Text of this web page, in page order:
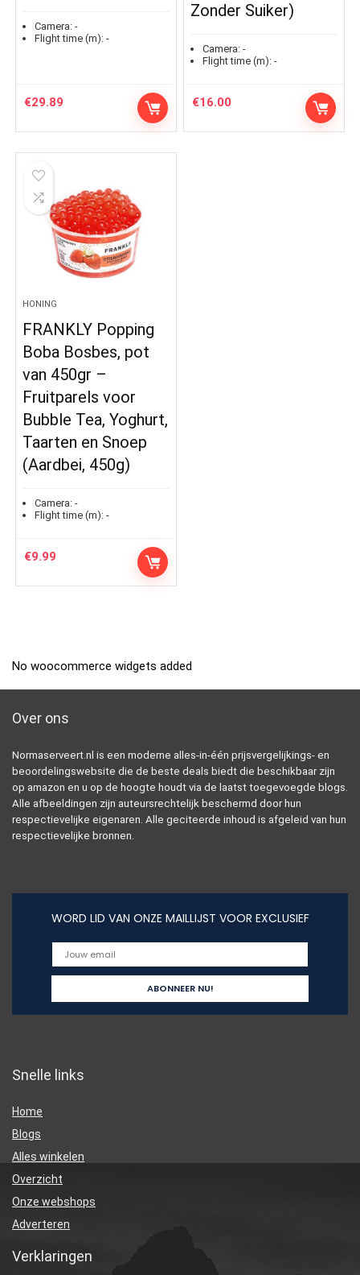
Camera: -
Flight time (m): -
€29.89
Zonder Suiker)
Camera: -
Flight time (m): -
€16.00
HONING
FRANKLY Popping
Boba Bosbes, pot
van 450gr –
Fruitparels voor
Bubble Tea, Yoghurt,
Taarten en Snoep
(Aardbei, 450g)
Camera: -
Flight time (m): -
€9.99
No woocommerce widgets added
Over ons
Normaserveert.nl is een moderne alles-in-één prijsvergelijkings- en
beoordelingswebsite die de beste deals biedt die beschikbaar zijn
op amazon en u op de hoogte houdt via de laatst toegevoegde blogs.
Alle afbeeldingen zijn auteursrechtelijk beschermd door hun
respectievelijke eigenaren. Alle geciteerde inhoud is afgeleid van hun
respectievelijke bronnen.
WORD LID VAN ONZE MAILLIJST VOOR EXCLUSIEF
Snelle links
Home
Blogs
Alles winkelen
Overzicht
Onze webshops
Adverteren
Verklaringen